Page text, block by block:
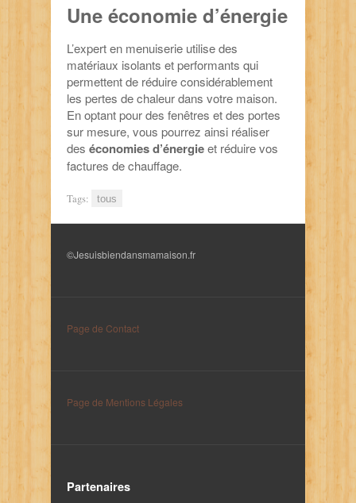
Une économie d’énergie
L’expert en menuiserie utilise des
matériaux isolants et performants qui
permettent de réduire considérablement
les pertes de chaleur dans votre maison.
En optant pour des fenêtres et des portes
sur mesure, vous pourrez ainsi réaliser
des économies d’énergieet réduire vos
factures de chauffage.
Tags: tous
©Jesuisbiendansmamaison.fr
Page de Contact
Page de Mentions Légales
Partenaires